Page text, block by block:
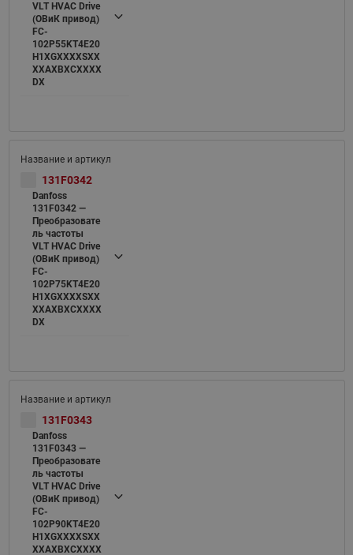
VLT HVAC Drive
(ОВиК привод)
FC-
102P55KT4E20
H1XGXXXXSXX
XXAXBXCXXXX
DX
131F0342
Danfoss
131F0342 —
Преобразовате
ль частоты
VLT HVAC Drive
(ОВиК привод)
FC-
102P75KT4E20
H1XGXXXXSXX
XXAXBXCXXXX
DX
131F0343
Danfoss
131F0343 —
Преобразовате
ль частоты
VLT HVAC Drive
(ОВиК привод)
FC-
102P90KT4E20
H1XGXXXXSXX
XXAXBXCXXXX